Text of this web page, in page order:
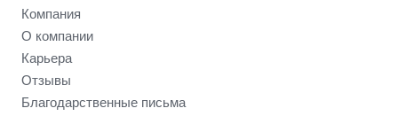
Компания
О компании
Карьера
Отзывы
Благодарственные письма